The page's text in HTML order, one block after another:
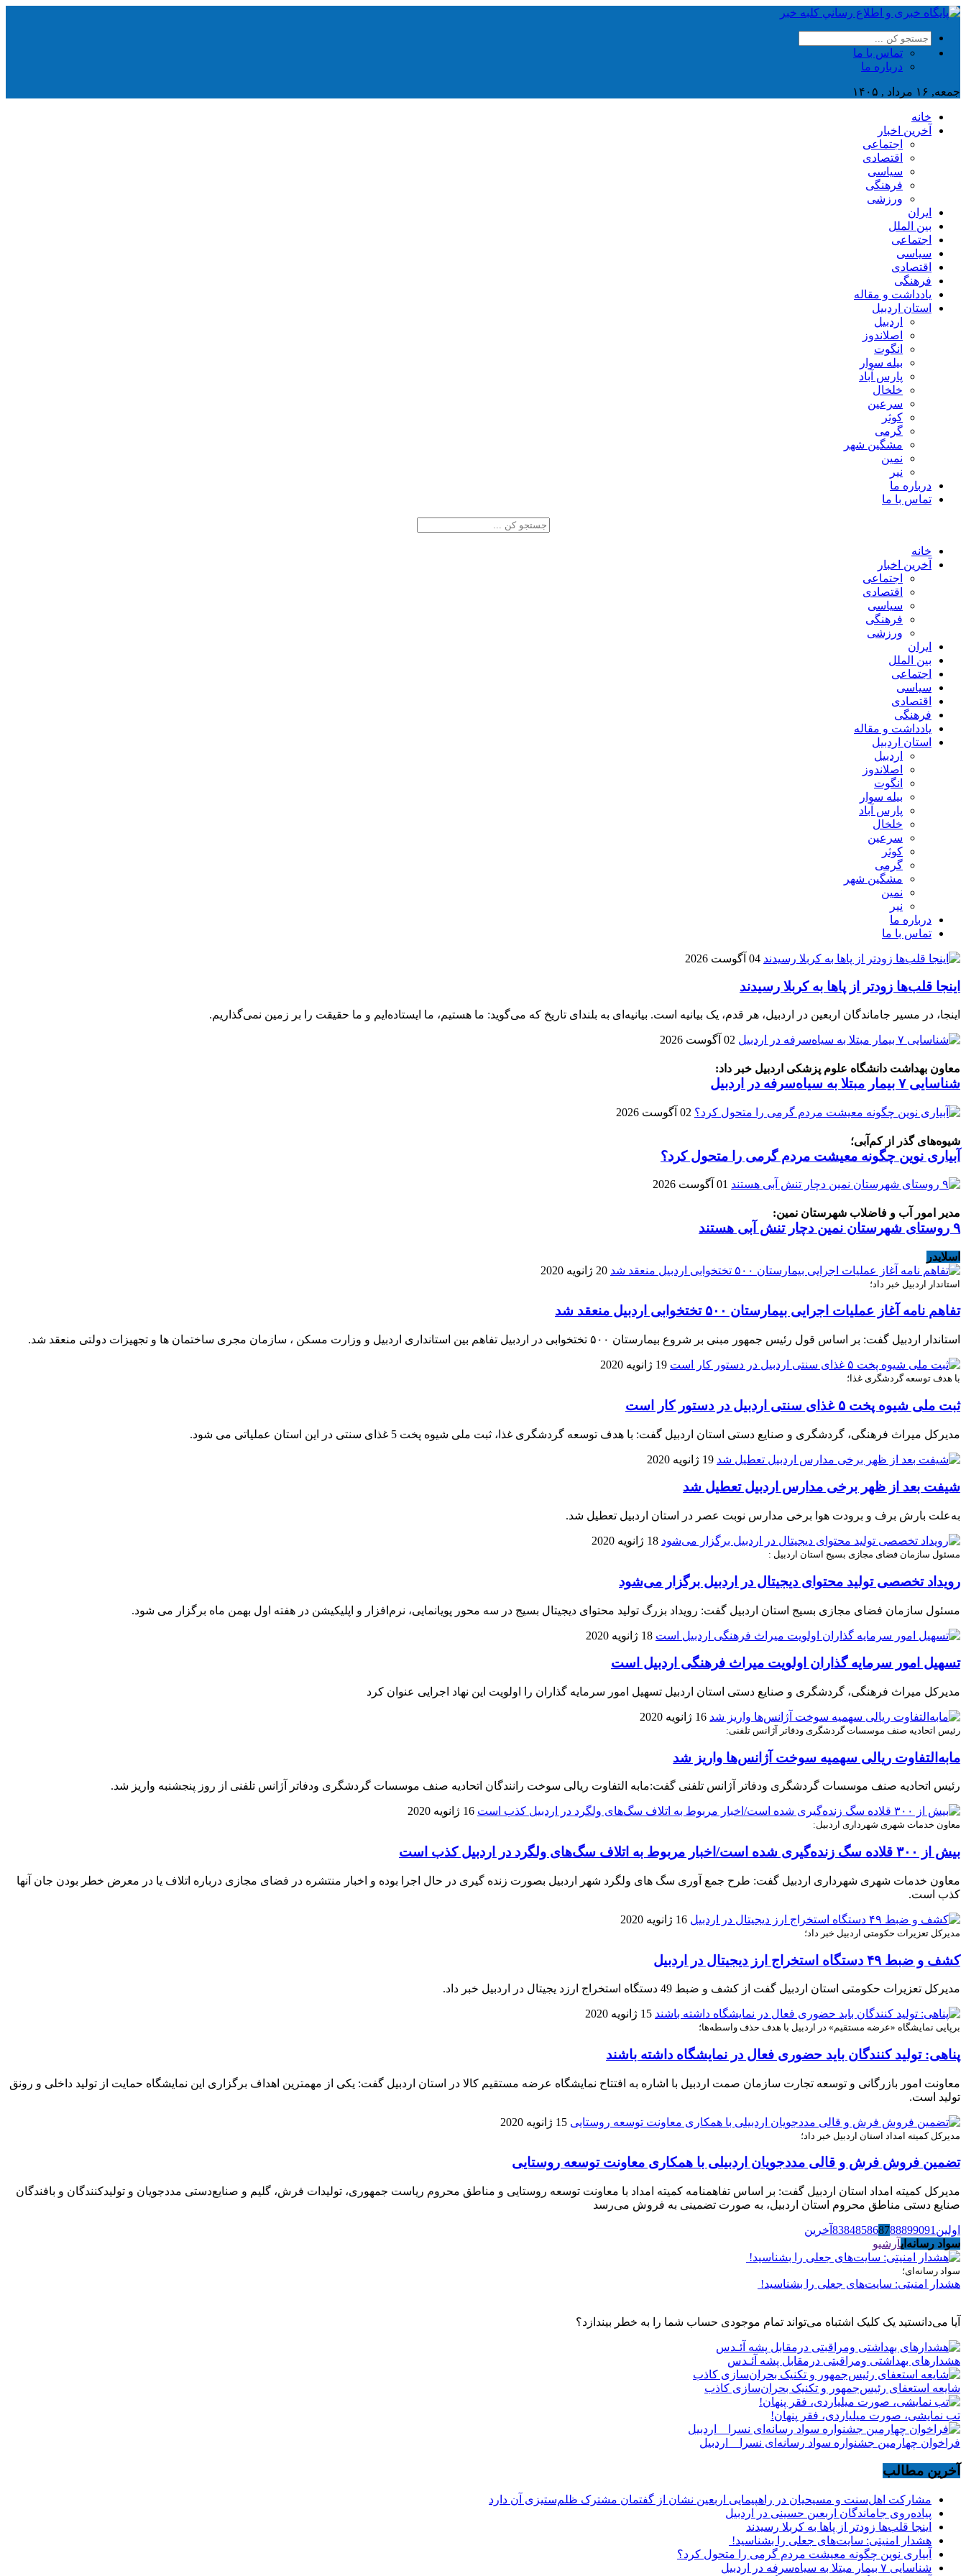
تماس با ما
درباره ما
جمعه, ۱۶ مرداد , ۱۴۰۵
خانه
آخرین اخبار
اجتماعی
اقتصادی
سیاسی
فرهنگی
ورزشی
ایران
بین الملل
اجتماعی
سیاسی
اقتصادی
فرهنگی
یادداشت و مقاله
استان اردبیل
اردبیل
اصلاندوز
انگوت
بیله سوار
پارس آباد
خلخال
سرعین
کوثر
گرمی
مشگین شهر
نمین
نیر
درباره ما
تماس با ما
خانه
آخرین اخبار
اجتماعی
اقتصادی
سیاسی
فرهنگی
ورزشی
ایران
بین الملل
اجتماعی
سیاسی
اقتصادی
فرهنگی
یادداشت و مقاله
استان اردبیل
اردبیل
اصلاندوز
انگوت
بیله سوار
پارس آباد
خلخال
سرعین
کوثر
گرمی
مشگین شهر
نمین
نیر
درباره ما
تماس با ما
04 آگوست 2026
اینجا قلب‌ها زودتر از پاها به کربلا رسیدند
اینجا، در مسیر جاماندگان اربعین در اردبیل، هر قدم، یک بیانیه است. بیانیه‌ای به بلندای تاریخ که می‌گوید: ما هستیم، ما ایستاده‌ایم و ما حقیقت را بر زمین نمی‌گذاریم.
02 آگوست 2026
معاون بهداشت دانشگاه علوم پزشکی اردبیل خبر داد:
شناسایی ۷ بیمار مبتلا به سیاه‌سرفه در اردبیل
02 آگوست 2026
شیوه‌های گذر از کم‌آبی؛
آبیاری نوین چگونه معیشت مردم گرمی را متحول کرد؟
01 آگوست 2026
مدیر امور آب و فاضلاب شهرستان نمین:
۹ روستای شهرستان نمین دچار تنش آبی هستند
اسلایدر
20 ژانویه 2020
استاندار اردبیل خبر داد؛
تفاهم نامه آغاز عملیات اجرایی بیمارستان ۵۰۰ تختخوابی اردبیل منعقد شد
استاندار اردبیل گفت: بر اساس قول رئیس جمهور مبنی بر شروع بیمارستان ۵۰۰ تختخوابی در اردبیل تفاهم بین استانداری اردبیل و وزارت مسکن ، سازمان مجری ساختمان ها و تجهیزات دولتی منعقد شد.
19 ژانویه 2020
با هدف توسعه گردشگری غذا؛
ثبت ملی شیوه پخت ۵ غذای سنتی اردبیل در دستور کار است
مدیرکل میراث فرهنگی، گردشگری و صنایع دستی استان اردبیل گفت: با هدف توسعه گردشگری غذا، ثبت ملی شیوه پخت 5 غذای سنتی در این استان عملیاتی می شود.
19 ژانویه 2020
شیفت بعد از ظهر برخی مدارس اردبیل تعطیل شد
به‌علت بارش برف و برودت هوا برخی مدارس نوبت عصر در استان اردبیل تعطیل شد.
18 ژانویه 2020
مسئول سازمان فضای مجازی بسیج استان اردبیل :
رویداد تخصصی تولید محتوای دیجیتال در اردبیل برگزار می‌شود
مسئول سازمان فضای مجازی بسیج استان اردبیل گفت: رویداد بزرگ تولید محتوای دیجیتال بسیج در سه محور پویانمایی، نرم‌افزار و اپلیکیشن در هفته اول بهمن ماه برگزار می شود.
18 ژانویه 2020
تسهیل امور سرمایه گذاران اولویت میراث فرهنگی اردبیل است
مدیرکل میراث فرهنگی، گردشگری و صنایع دستی استان اردبیل تسهیل امور سرمایه گذاران را اولویت این نهاد اجرایی عنوان کرد
16 ژانویه 2020
رئیس اتحادیه صنف موسسات گردشگری ودفاتر آژانس تلفنی:
مابه‌التفاوت ریالی سهمیه سوخت آژانس‌ها واریز شد
رئیس اتحادیه صنف موسسات گردشگری ودفاتر آژانس تلفنی گفت:مابه التفاوت ریالی سوخت رانندگان اتحادیه صنف موسسات گردشگری ودفاتر آژانس تلفنی از روز پنجشنبه واریز شد.
16 ژانویه 2020
معاون خدمات شهری شهرداری اردبیل:
بیش از ۳۰۰ قلاده سگ زنده‌گیری شده است/اخبار مربوط به اتلاف سگ‌های ولگرد در اردبیل کذب است
معاون خدمات شهری شهرداری اردبیل گفت: طرح جمع آوری سگ های ولگرد شهر اردبیل بصورت زنده گیری در حال اجرا بوده و اخبار منتشره در فضای مجازی درباره اتلاف یا در معرض خطر بودن جان آنها
کذب است.
16 ژانویه 2020
مدیرکل تعزیرات حکومتی اردبیل خبر داد؛
کشف و ضبط ۴۹ دستگاه استخراج ارز دیجیتال در اردبیل
مدیرکل تعزیرات حکومتی استان اردبیل گفت از کشف و ضبط 49 دستگاه استخراج ارزد یجیتال در اردبیل خبر داد.
15 ژانویه 2020
برپایی نمایشگاه «عرضه مستقیم» در اردبیل با هدف حذف واسطه‌ها؛
پناهی: تولید کنندگان باید حضوری فعال در نمایشگاه داشته باشند
معاونت امور بازرگانی و توسعه تجارت سازمان صمت اردبیل با اشاره به افتتاح نمایشگاه عرضه مستقیم کالا در استان اردبیل گفت: یکی از مهمترین اهداف برگزاری این نمایشگاه حمایت از تولید داخلی و رونق
تولید است.
15 ژانویه 2020
مدیرکل کمیته امداد استان اردبیل خبر داد؛
تضمین فروش فرش و قالی مددجویان اردبیلی با همکاری معاونت توسعه روستایی
مدیرکل کمیته امداد استان اردبیل گفت: بر اساس تفاهمنامه کمیته امداد با معاونت توسعه روستایی و مناطق محروم ریاست جمهوری، تولیدات فرش، گلیم و صنایع‌دستی مددجویان و تولیدکنندگان و بافندگان
صنایع دستی مناطق محروم استان اردبیل، به صورت تضمینی به فروش می‌رسد
اولین 838485868788899091
آخرین
سواد رسانه‌ایآرشیو
سواد رسانه‌ای؛
هشدار امنیتی: سایت‌های جعلی را بشناسید!
آیا می‌دانستید یک کلیک اشتباه می‌تواند تمام موجودی حساب شما را به خطر بیندازد؟
هشدارهاى بهداشتى ومراقبتى درمقابل پشه آئـدس
شایعه استعفای رئیس‌جمهور و تکنیک بحران‌سازی کاذب
تب نمایشی، صورت میلیاردی، فقر پنهان!
فراخوان چهارمین جشنواره سواد رسانه‌ای نسرا _ اردبیل
آخرین مطالب
مشارکت اهل‌سنت و مسیحیان در راهپیمایی اربعین نشان از گفتمان مشترک ظلم‌ستیزی آن دارد
پیاده‌روی جاماندگان اربعین حسینی در اردبیل
اینجا قلب‌ها زودتر از پاها به کربلا رسیدند
هشدار امنیتی: سایت‌های جعلی را بشناسید!
آبیاری نوین چگونه معیشت مردم گرمی را متحول کرد؟
شناسایی ۷ بیمار مبتلا به سیاه‌سرفه در اردبیل